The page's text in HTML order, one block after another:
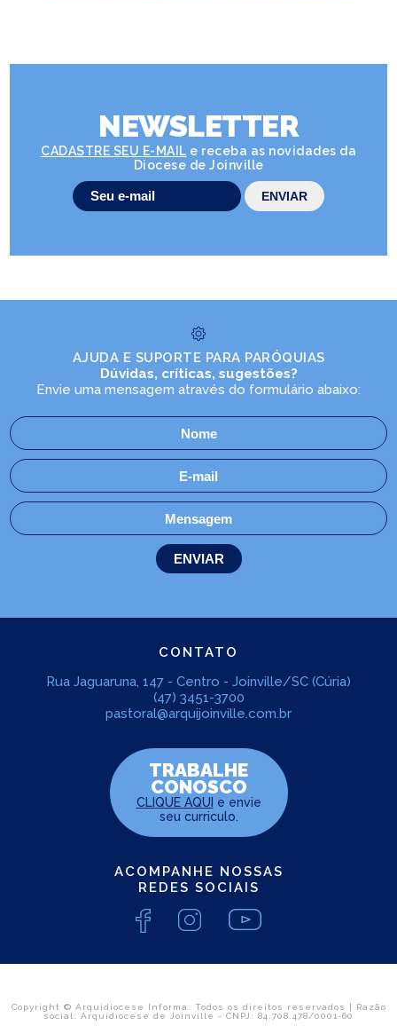
NEWSLETTER
CADASTRE SEU E-MAIL e receba as novidades da
Diocese de Joinville
AJUDA E SUPORTE PARA PARÓQUIAS
Dúvidas, críticas, sugestões?
Envie uma mensagem através do formulário abaixo:
CONTATO
Rua Jaguaruna, 147 - Centro - Joinville/SC (Cúria)
(47) 3451-3700
pastoral@arquijoinville.com.br
TRABALHE
CONOSCO
CLIQUE AQUI e envie
seu curriculo.
ACOMPANHE NOSSAS
REDES SOCIAIS
Copyright © Arquidiocese Informa. Todos os direitos reservados | Razão
social: Arquidiocese de Joinville - CNPJ: 84.708.478/0001-60